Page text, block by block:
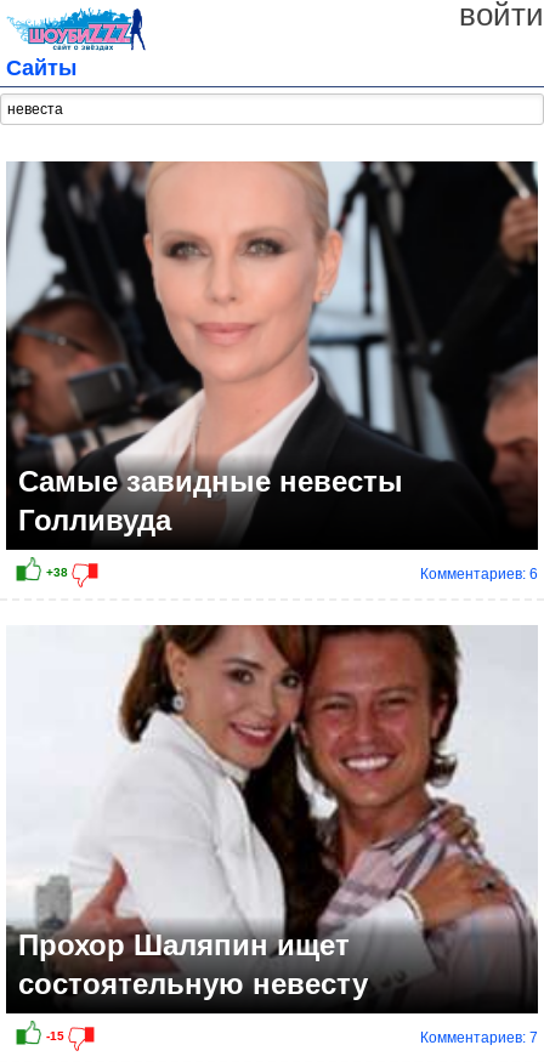
войти
Сайты
Самые завидные невесты
Голливуда
Комментариев: 6
Прохор Шаляпин ищет
состоятельную невесту
Комментариев: 7